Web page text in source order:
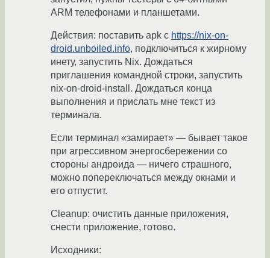
ARM телефонами и планшетами.
Действия: поставить apk с https://nix-on-
droid.unboiled.info, подключиться к жирному
инету, запустить Nix. Дождаться
приглашения командной строки, запустить
nix-on-droid-install. Дождаться конца
выполнения и прислать мне текст из
терминала.
Если терминал «замирает» — бывает такое
при агрессивном энергосбережении со
стороны андроида — ничего страшного,
можно попереключаться между окнами и
его отпустит.
Cleanup: очистить данные приложения,
снести приложение, готово.
Исходники: